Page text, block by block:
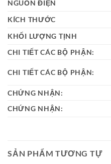
NGUỒN ĐIỆN
KÍCH THƯỚC
KHỐI LƯỢNG TỊNH
CHI TIẾT CÁC BỘ PHẬN:
CHI TIẾT CÁC BỘ PHẬN:
CHỨNG NHẬN:
CHỨNG NHẬN:
SẢN PHẨM TƯƠNG TỰ